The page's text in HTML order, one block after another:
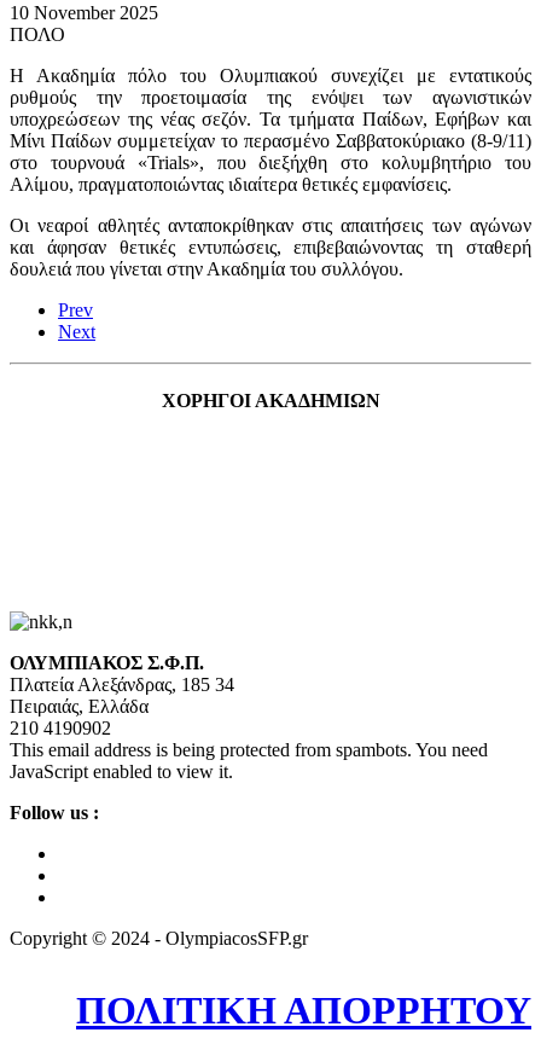
10 November 2025
ΠΟΛΟ
Η Ακαδημία πόλο του Ολυμπιακού συνεχίζει με εντατικούς
ρυθμούς την προετοιμασία της ενόψει των αγωνιστικών
υποχρεώσεων της νέας σεζόν. Τα τμήματα Παίδων, Εφήβων και
Μίνι Παίδων συμμετείχαν το περασμένο Σαββατοκύριακο (8-9/11)
στο τουρνουά «Trials», που διεξήχθη στο κολυμβητήριο του
Αλίμου, πραγματοποιώντας ιδιαίτερα θετικές εμφανίσεις.
Οι νεαροί αθλητές ανταποκρίθηκαν στις απαιτήσεις των αγώνων
και άφησαν θετικές εντυπώσεις, επιβεβαιώνοντας τη σταθερή
δουλειά που γίνεται στην Ακαδημία του συλλόγου.
Prev
Next
ΧΟΡΗΓΟΙ ΑΚΑΔΗΜΙΩΝ
ΟΛΥΜΠΙΑΚΟΣ Σ.Φ.Π.
Πλατεία Αλεξάνδρας, 185 34
Πειραιάς, Ελλάδα
210 4190902
This email address is being protected from spambots. You need
JavaScript enabled to view it.
Follow us :
Copyright © 2024 - OlympiacosSFP.gr
ΠΟΛΙΤΙΚΗ ΑΠΟΡΡΗΤΟΥ